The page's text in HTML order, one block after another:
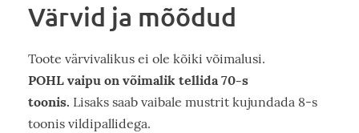
Värvid ja mõõdud
Toote värvivalikus ei ole kõiki võimalusi.
POHL vaipu on võimalik tellida 70-s
toonis. Lisaks saab vaibale mustrit kujundada 8-s
toonis vildipallidega.